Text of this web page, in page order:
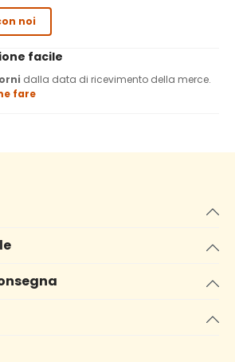
noi
facile
dalla data di ricevimento della merce.
fare